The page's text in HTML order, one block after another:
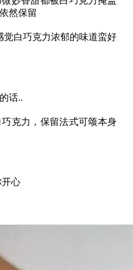
然保留
白巧克力浓郁的味道蛮好
话..
克力，保留法式可颂本身
心